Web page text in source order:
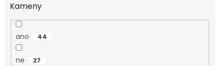
Kameny
ano 44
ne 27